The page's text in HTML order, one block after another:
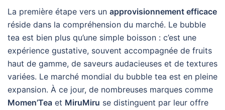
La première étape vers un approvisionnement efficace
réside dans la compréhension du marché. Le bubble
tea est bien plus qu’une simple boisson : c’est une
expérience gustative, souvent accompagnée de fruits
haut de gamme, de saveurs audacieuses et de textures
variées. Le marché mondial du bubble tea est en pleine
expansion. À ce jour, de nombreuses marques comme
Momen’Tea et MiruMiru se distinguent par leur offre